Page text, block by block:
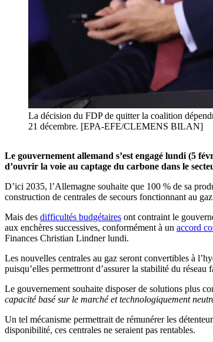
La décision du FDP de quitter la coalition
21 décembre. [EPA-EFE/CLEMENS BILAN]
Le gouvernement allemand s’est engagé lundi (5
d’ouvrir la voie au captage du carbone dans le
D’ici 2035, l’Allemagne souhaite que 100 % de sa
construction de centrales de secours fonctionnant au
Mais des difficultés budgétaires ont contraint le
aux enchères successives, conformément à un accord
Finances Christian Lindner lundi.
Les nouvelles centrales au gaz seront convertibles à
puisqu’elles permettront d’assurer la stabilité du
Le gouvernement souhaite disposer de solutions plus
capacité basé sur le marché et technologiquement
Un tel mécanisme permettrait de rémunérer les
disponibilité, ces centrales ne seraient pas rentables.